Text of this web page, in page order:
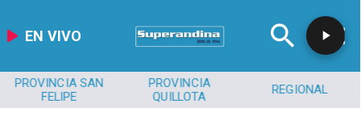
EN VIVO
PROVINCIA SAN
FELIPE
PROVINCIA
QUILLOTA
REGIONAL